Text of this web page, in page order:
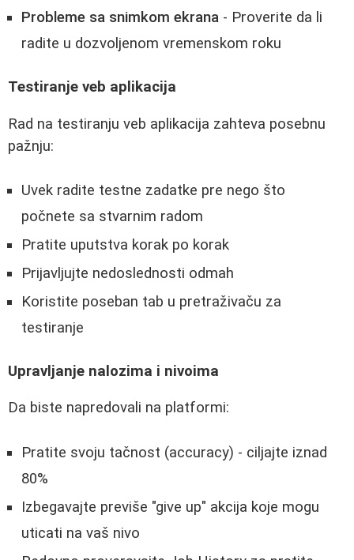
Probleme sa snimkom ekrana - Proverite da li
radite u dozvoljenom vremenskom roku
Testiranje veb aplikacija
Rad na testiranju veb aplikacija zahteva posebnu
pažnju:
Uvek radite testne zadatke pre nego što
počnete sa stvarnim radom
Pratite uputstva korak po korak
Prijavljujte nedoslednosti odmah
Koristite poseban tab u pretraživaču za
testiranje
Upravljanje nalozima i nivoima
Da biste napredovali na platformi:
Pratite svoju tačnost (accuracy) - ciljajte iznad
80%
Izbegavajte previše "give up" akcija koje mogu
uticati na vaš nivo